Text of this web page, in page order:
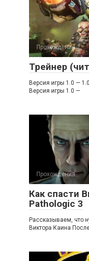
Прохождения
Трейнер
Версия игры 1.0 —
Версия игры 1.0 —
Прохождения
Как спасти
Pathologic 3
Рассказываем, что
Виктора Каина